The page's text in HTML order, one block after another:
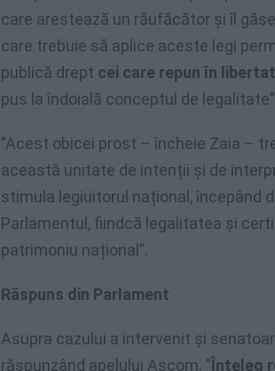
care arestează un răufăcător și îl
care trebuie să aplice aceste legi
publică drept cei care repun în
pus la îndoială conceptul de
”Acest obicei prost – încheie Zaia –
această unitate de intenții și de
stimula legiuitorul național, începând
Parlamentul, fiindcă legalitatea și
patrimoniu național”.
Răspuns din Parlament
Asupra cazului a intervenit și
răspunzând apelului Ascom. ”Înțeleg